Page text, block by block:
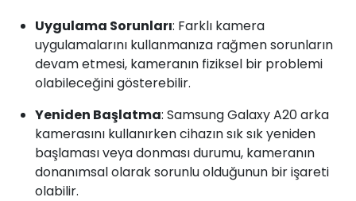
Uygulama Sorunları: Farklı kamera
uygulamalarını kullanmanıza rağmen sorunların
devam etmesi, kameranın fiziksel bir problemi
olabileceğini gösterebilir.
Yeniden Başlatma: Samsung Galaxy A20 arka
kamerasını kullanırken cihazın sık sık yeniden
başlaması veya donması durumu, kameranın
donanımsal olarak sorunlu olduğunun bir işareti
olabilir.